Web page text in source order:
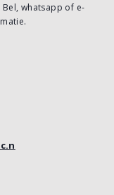
whatsapp of e-